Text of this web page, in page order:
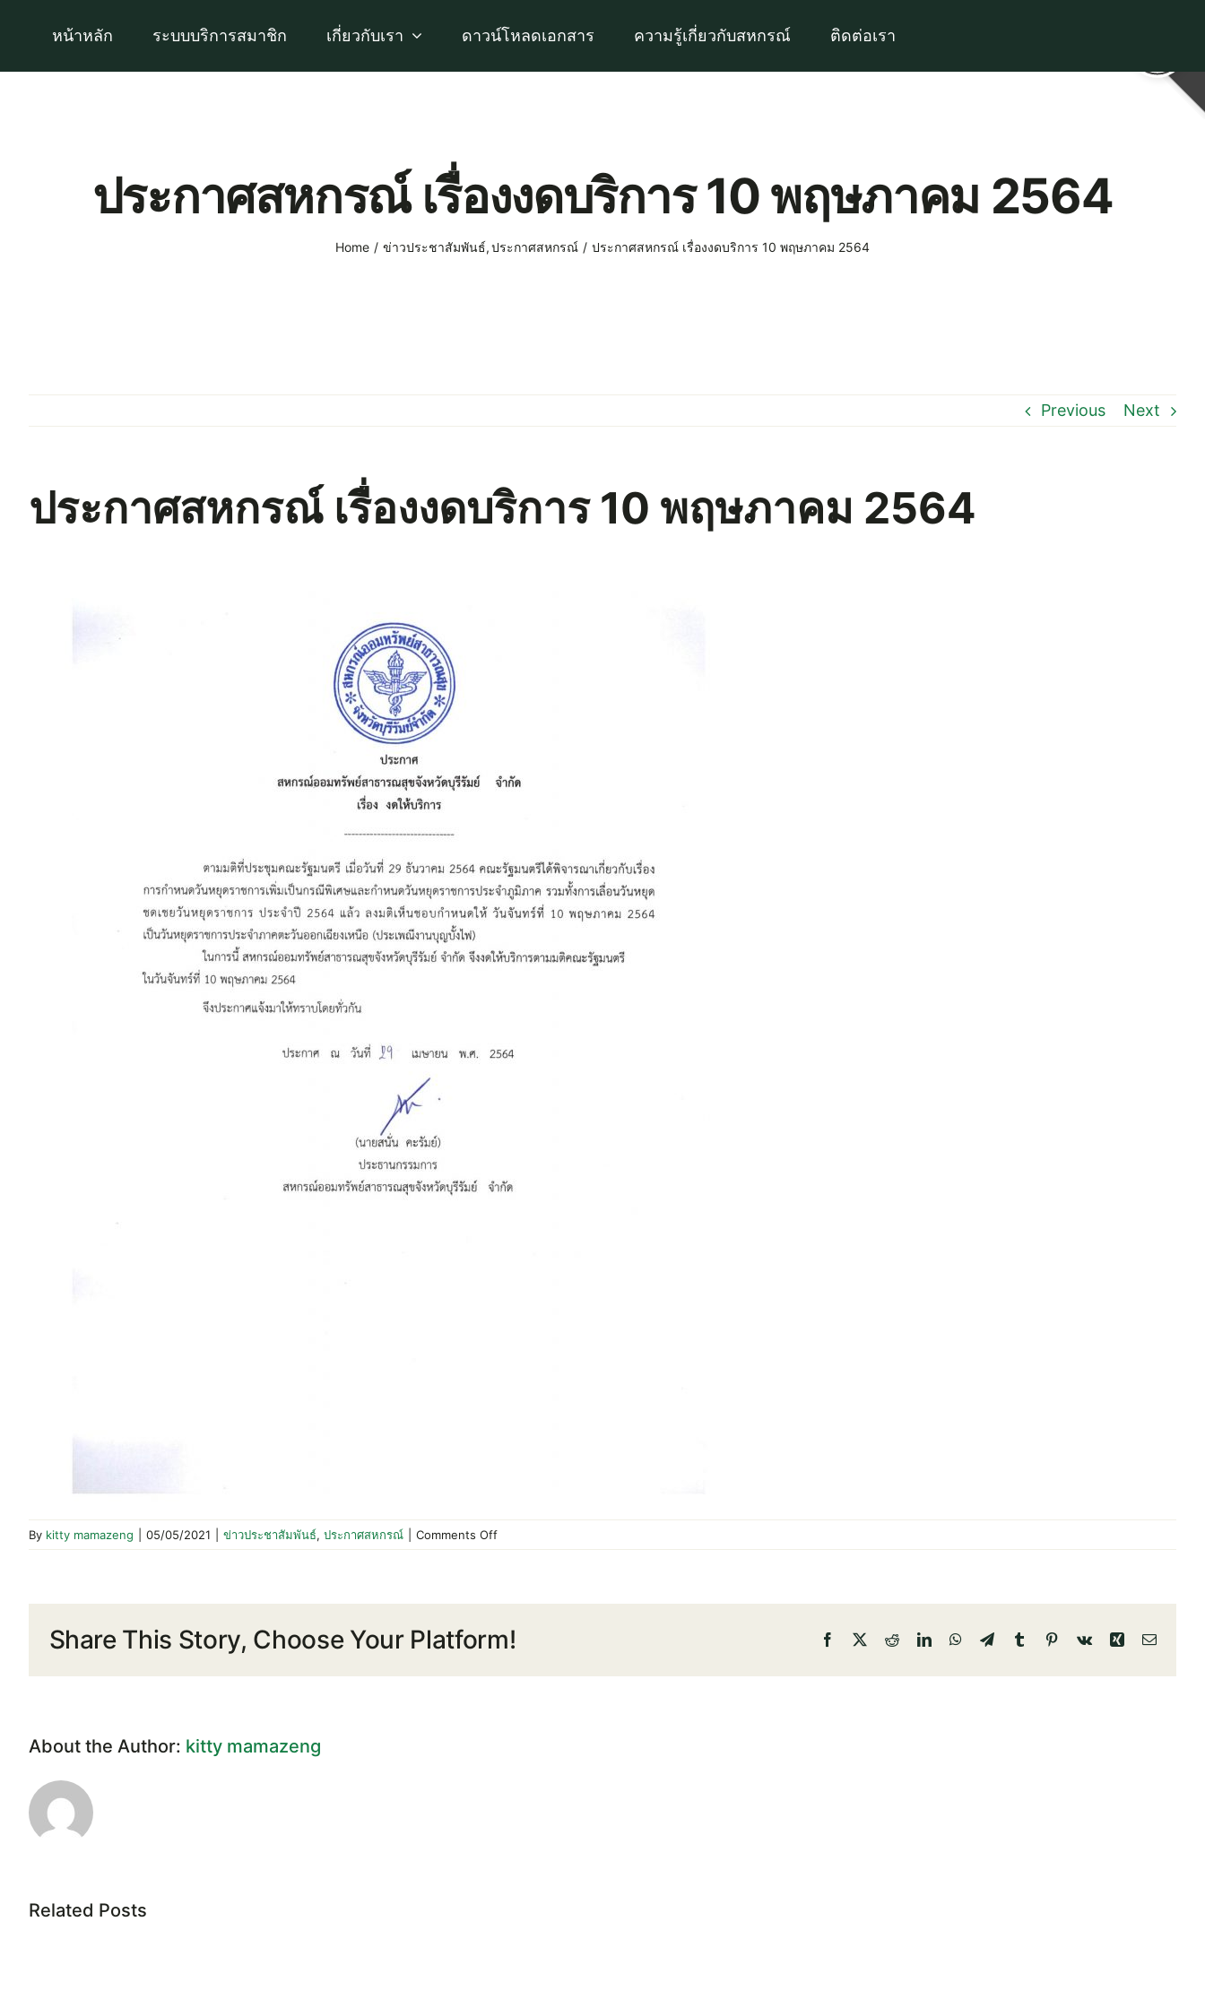
หน้าหลัก ระบบบริการสมาชิก เกี่ยวกับเรา ดาวน์โหลดเอกสาร ความรู้เกี่ยวกับสหกรณ์ ติดต่อเรา
ประกาศสหกรณ์ เรื่องงดบริการ 10 พฤษภาคม 2564
Home ข่าวประชาสัมพันธ์ ประกาศสหกรณ์ ประกาศสหกรณ์ เรื่องงดบริการ 10 พฤษภาคม 2564
Previous Next
ประกาศสหกรณ์ เรื่องงดบริการ 10 พฤษภาคม 2564
By kitty mamazeng 05/05/2021 ข่าวประชาสัมพันธ์, ประกาศสหกรณ์ Comments Offon
ประกาศ
บริการ
10
Share This Story, Choose Your Platform! Facebook
X RedditLinkedInWhatsApp
TelegramTumblrPinterest
Vk Xing Email
About the Author: kitty mamazeng
Related Posts